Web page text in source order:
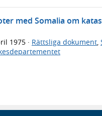
med Somalia om
1975 · Rättsliga dokument,